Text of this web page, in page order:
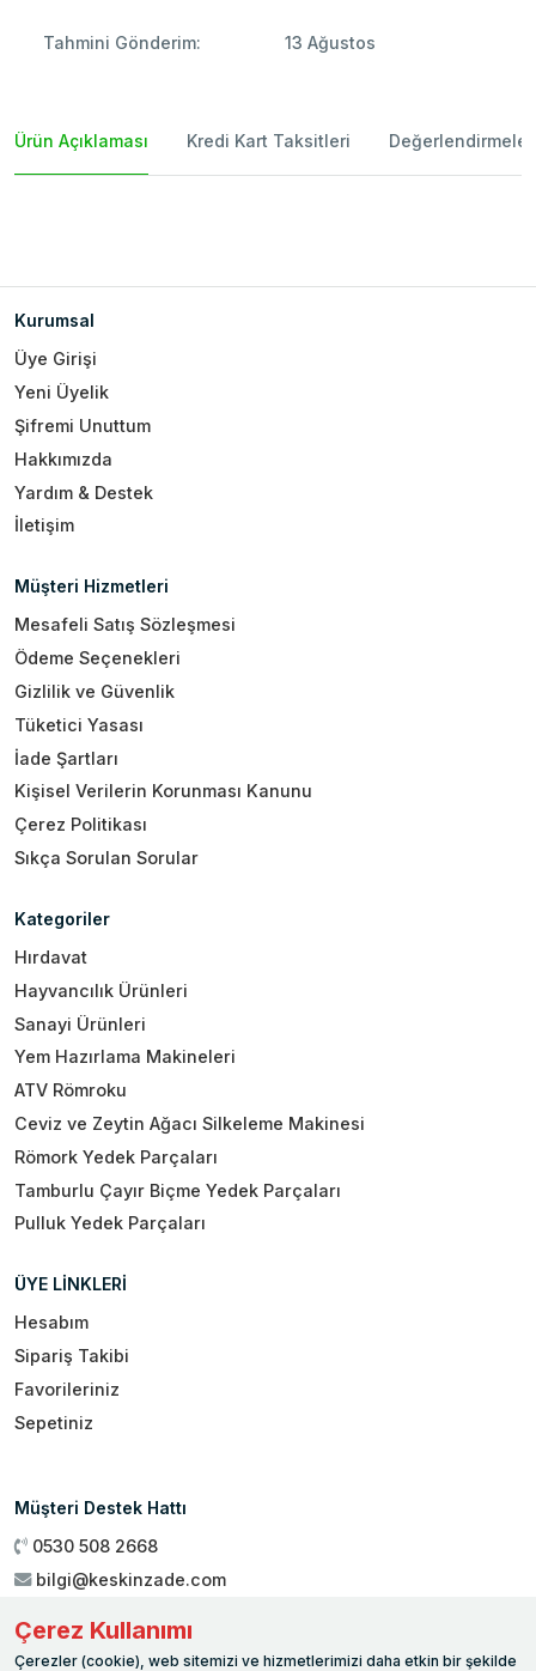
Tahmini Gönderim: 13 Ağustos
Ürün Açıklaması Kredi Kart Taksitleri Değerlendirmeler
Kurumsal
Üye Girişi
Yeni Üyelik
Şifremi Unuttum
Hakkımızda
Yardım & Destek
İletişim
Müşteri Hizmetleri
Mesafeli Satış Sözleşmesi
Ödeme Seçenekleri
Gizlilik ve Güvenlik
Tüketici Yasası
İade Şartları
Kişisel Verilerin Korunması Kanunu
Çerez Politikası
Sıkça Sorulan Sorular
Kategoriler
Hırdavat
Hayvancılık Ürünleri
Sanayi Ürünleri
Yem Hazırlama Makineleri
ATV Römroku
Ceviz ve Zeytin Ağacı Silkeleme Makinesi
Römork Yedek Parçaları
Tamburlu Çayır Biçme Yedek Parçaları
Pulluk Yedek Parçaları
ÜYE LİNKLERİ
Hesabım
Sipariş Takibi
Favorileriniz
Sepetiniz
Müşteri Destek Hattı
0530 508 2668
bilgi@keskinzade.com
Genel Merkez: Yükseliş Mah. 1461. Sokak No:2/1 19 Mayıs
Çerez Kullanımı
Çerezler (cookie), web sitemizi ve hizmetlerimizi daha etkin bir şekilde